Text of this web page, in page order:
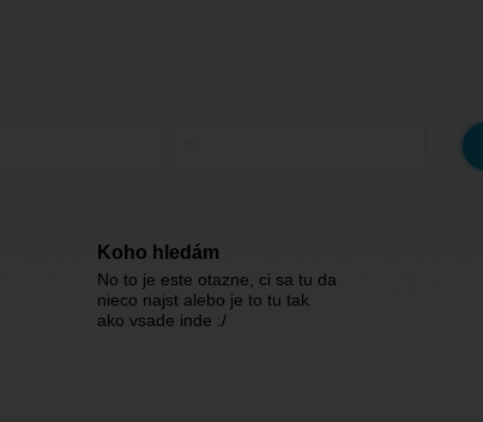
Koho hledám
No to je este otazne, ci sa tu da
nieco najst alebo je to tu tak
ako vsade inde :/